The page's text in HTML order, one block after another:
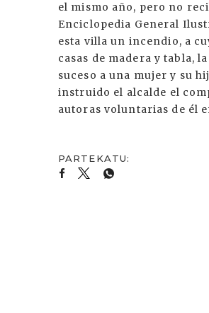
el mismo año, pero no
Enciclopedia General
esta villa un incendio, a
casas de madera y tabla,
suceso a una mujer y su
instruido el alcalde el
autoras voluntarias de él